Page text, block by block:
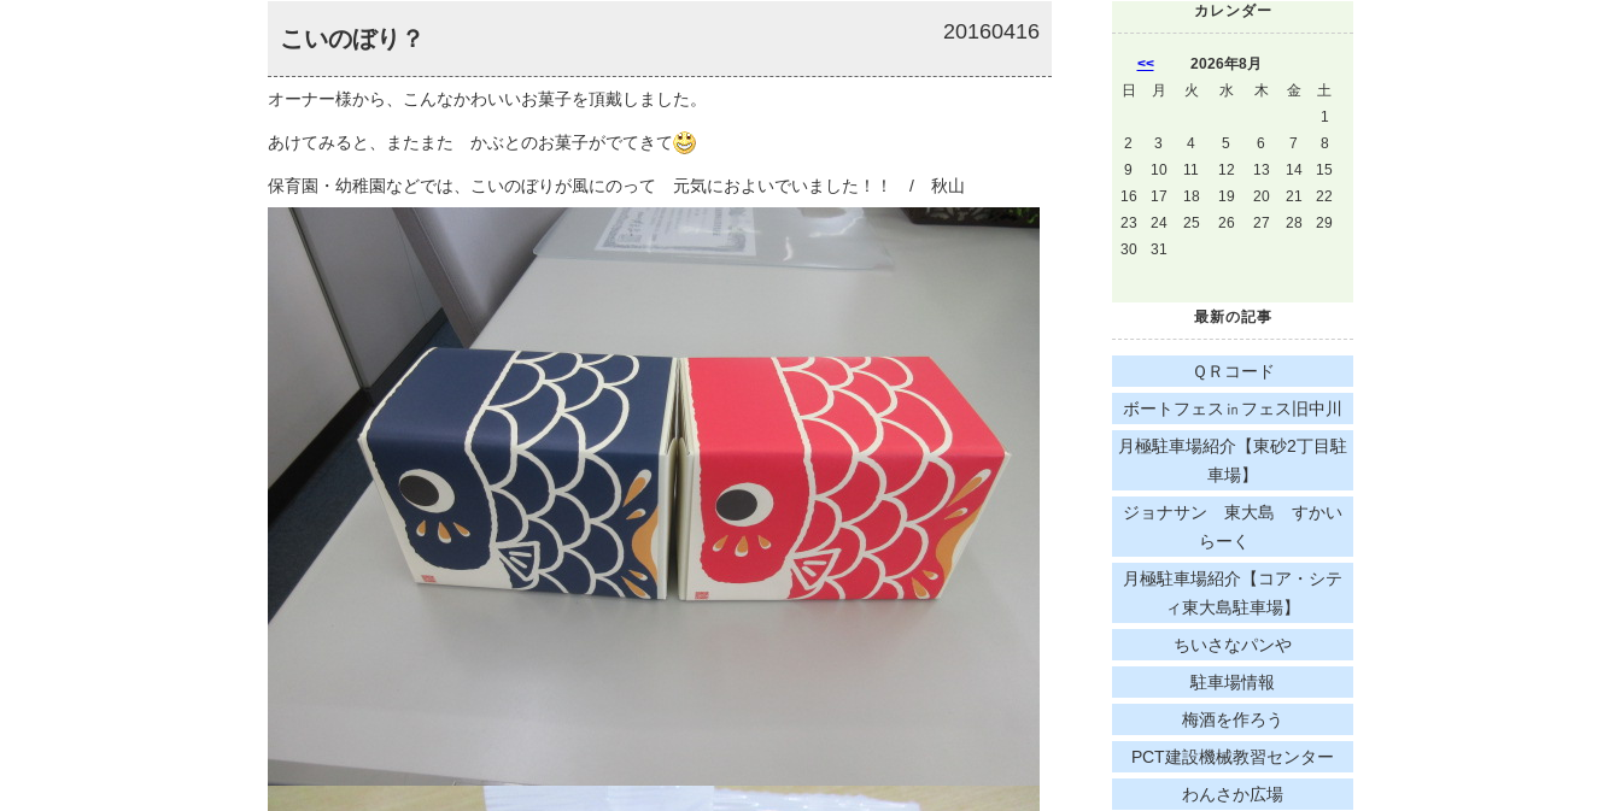
こいのぼり？ 20160416
オーナー様から、こんなかわいいお菓子を頂戴しました。
あけてみると、またまた かぶとのお菓子がでてきて
保育園・幼稚園などでは、こいのぼりが風にのって 元気におよいでいました！！ / 秋山
カレンダー
<<
2026年8月
日
月 火 水 木 金
土
1
2
3 4 5 6 7
8
9
10 11 12 13 14
15
16
17 18 19 20 21
22
23
24 25 26 27 28
29
30
31
最新の記事
ＱＲコード
ボートフェス㏌フェス旧中川
月極駐車場紹介【東砂2丁目駐
車場】
ジョナサン 東大島 すかい
らーく
月極駐車場紹介【コア・シテ
ィ東大島駐車場】
ちいさなパンや
駐車場情報
梅酒を作ろう
PCT建設機械教習センター
わんさか広場